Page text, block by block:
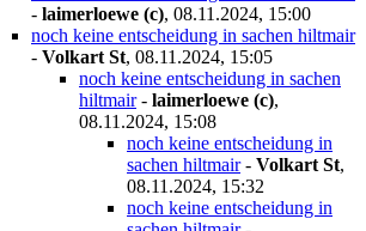
- laimerloewe (c), 08.11.2024, 15:00
noch keine entscheidung in sachen hiltmair
- Volkart St, 08.11.2024, 15:05
noch keine entscheidung in sachen
hiltmair- laimerloewe (c),
08.11.2024, 15:08
noch keine entscheidung in
sachen hiltmair- Volkart St,
08.11.2024, 15:32
noch keine entscheidung in